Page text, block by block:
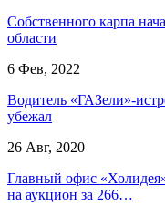
Собственного карпа
области
6 Фев, 2022
Водитель «ГАЗели»-
убежал
26 Авг, 2020
Главный офис
на аукцион за 266…